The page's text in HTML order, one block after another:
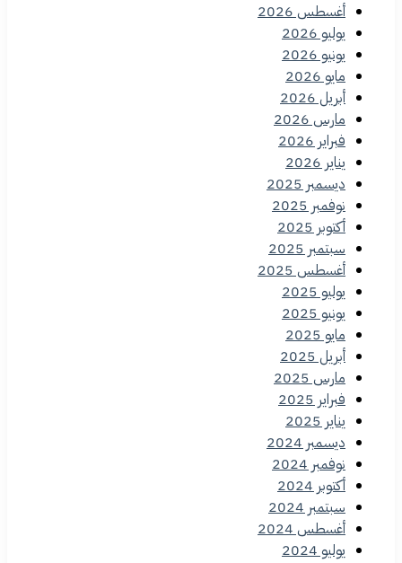
أغسطس 2026
يوليو 2026
يونيو 2026
مايو 2026
أبريل 2026
مارس 2026
فبراير 2026
يناير 2026
ديسمبر 2025
نوفمبر 2025
أكتوبر 2025
سبتمبر 2025
أغسطس 2025
يوليو 2025
يونيو 2025
مايو 2025
أبريل 2025
مارس 2025
فبراير 2025
يناير 2025
ديسمبر 2024
نوفمبر 2024
أكتوبر 2024
سبتمبر 2024
أغسطس 2024
يوليو 2024